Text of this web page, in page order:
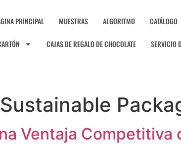
PRINCIPAL MUESTRAS ALGORITMO CATÁLOGO
CAJAS DE REGALO DE CHOCOLATE SERVICIO
Sustainable
Ventaja Competitiva